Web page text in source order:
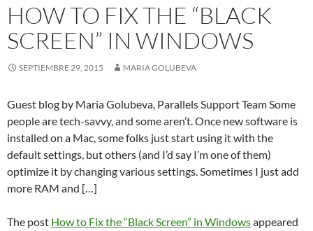
HOW TO FIX THE “BLACK
SCREEN” IN WINDOWS
SEPTIEMBRE 29, 2015 MARIA GOLUBEVA
Guest blog by Maria Golubeva, Parallels Support Team Some
people are tech-savvy, and some aren’t. Once new software is
installed on a Mac, some folks just start using it with the
default settings, but others (and I’d say I’m one of them)
optimize it by changing various settings. Sometimes I just add
more RAM and […]
The post How to Fix the “Black Screen” in Windowsappeared